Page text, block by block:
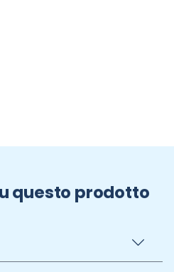
questo prodotto